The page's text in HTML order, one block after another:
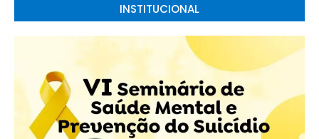
INSTITUCIONAL